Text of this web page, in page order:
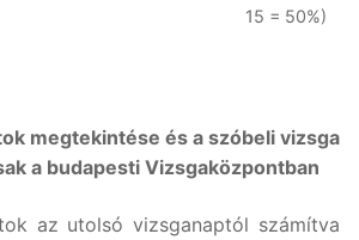
15 = 50%)
megtekintése és a szóbeli vizsga
a budapesti Vizsgaközpontban
az utolsó vizsganaptól számítva